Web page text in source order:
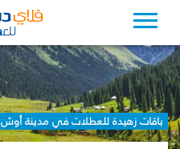
باقات زهيدة للعطلات في مدينة أوش